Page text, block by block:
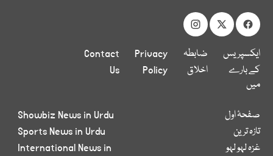
ایکسپریس
کے بارے
میں
ضابطہ
اخلاق
Privacy
Policy
Contact
Us
صفحۂ اول
تازہ ترین
غزہ لہو لہو
Showbiz News in Urdu
Sports News in Urdu
International News in